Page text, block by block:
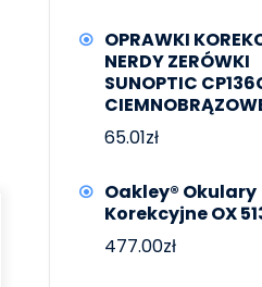
OPRAWKI
NERDY ZERÓWKI
SUNOPTIC
65.01zł
Oakley® Okulary
Korekcyjne OX
477.00zł